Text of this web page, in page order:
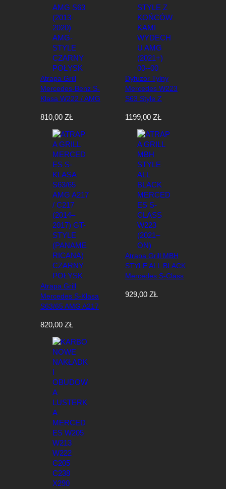
Atrapa Grill
Mercedes-Benz S-
Klasa W222 / AMG
AMG-Style Czarny
Połysk
810,00 ZŁ
Dyfuzor Tylny
Mercedes W223
S63 Style Z
Wydechu AMG
(2021+) 00–00
1199,00 ZŁ
Atrapa Grill
Mercedes S-Klasa
S63/65 AMG A217
2017) GT-Style
(Panamericana)
Czarny Połysk
820,00 ZŁ
Atrapa Grill MBH
STYLE ALL BLACK
Mercedes S-Class
929,00 ZŁ